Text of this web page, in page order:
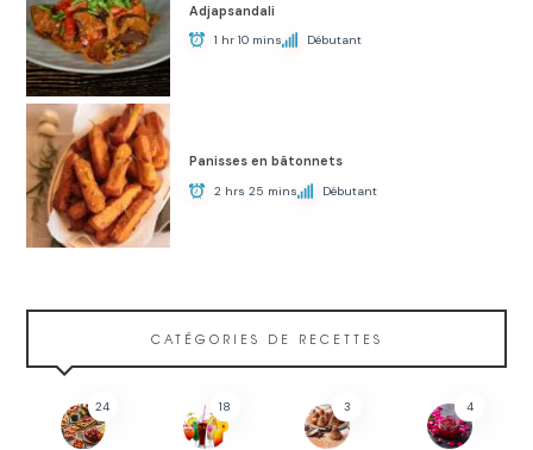
Adjapsandali
1 hr 10 mins Débutant
Panisses en bâtonnets
2 hrs 25 mins Débutant
CATÉGORIES DE RECETTES
24 18 3 4